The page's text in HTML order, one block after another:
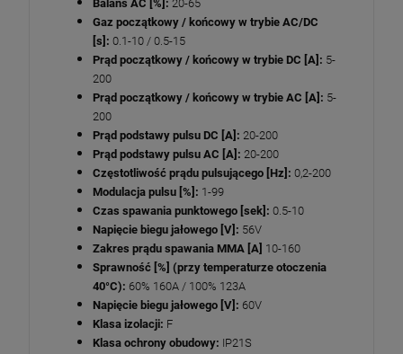
Balans AC [%]: 20-65
Gaz początkowy / końcowy w trybie AC/DC
[s]: 0.1-10 / 0.5-15
Prąd początkowy / końcowy w trybie DC [A]: 5-
200
Prąd początkowy / końcowy w trybie AC [A]: 5-
200
Prąd podstawy pulsu DC [A]: 20-200
Prąd podstawy pulsu AC [A]: 20-200
Częstotliwość prądu pulsującego [Hz]: 0,2-200
Modulacja pulsu [%]: 1-99
Czas spawania punktowego [sek]: 0.5-10
Napięcie biegu jałowego [V]: 56V
Zakres prądu spawania MMA [A] 10-160
Sprawność [%] (przy temperaturze otoczenia
40°C): 60% 160A / 100% 123A
Napięcie biegu jałowego [V]: 60V
Klasa izolacji: F
Klasa ochrony obudowy: IP21S